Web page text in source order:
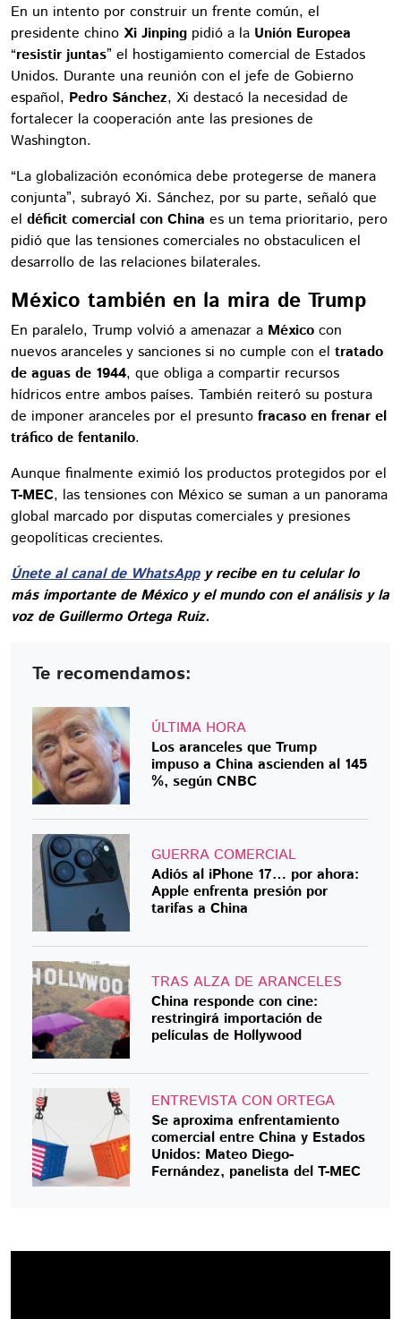
En un intento por construir un frente común, el
presidente chino Xi Jinping pidió a la Unión Europea
“resistir juntas” el hostigamiento comercial de Estados
Unidos. Durante una reunión con el jefe de Gobierno
español, Pedro Sánchez, Xi destacó la necesidad de
fortalecer la cooperación ante las presiones de
Washington.
“La globalización económica debe protegerse de manera
conjunta”, subrayó Xi. Sánchez, por su parte, señaló que
el déficit comercial con China es un tema prioritario, pero
pidió que las tensiones comerciales no obstaculicen el
desarrollo de las relaciones bilaterales.
México también en la mira de Trump
En paralelo, Trump volvió a amenazar a México con
nuevos aranceles y sanciones si no cumple con el tratado
de aguas de 1944, que obliga a compartir recursos
hídricos entre ambos países. También reiteró su postura
de imponer aranceles por el presunto fracaso en frenar el
tráfico de fentanilo.
Aunque finalmente eximió los productos protegidos por el
T-MEC, las tensiones con México se suman a un panorama
global marcado por disputas comerciales y presiones
geopolíticas crecientes.
Únete al canal de WhatsAppy recibe en tu celular lo
más importante de México y el mundo con el análisis y la
voz de Guillermo Ortega Ruiz.
Te recomendamos:
ÚLTIMA HORA
Los aranceles que Trump
impuso a China ascienden al 145
%, según CNBC
GUERRA COMERCIAL
Adiós al iPhone 17… por ahora:
Apple enfrenta presión por
tarifas a China
TRAS ALZA DE ARANCELES
China responde con cine:
restringirá importación de
películas de Hollywood
ENTREVISTA CON ORTEGA
Se aproxima enfrentamiento
comercial entre China y Estados
Unidos: Mateo Diego-
Fernández, panelista del T-MEC